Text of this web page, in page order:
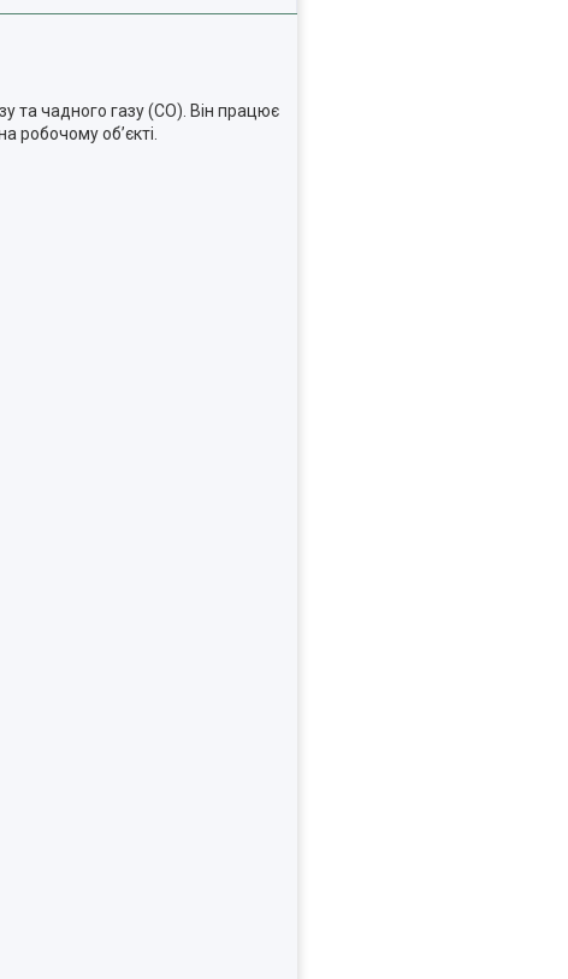
та чадного газу (CO). Він працює
робочому об’єкті.